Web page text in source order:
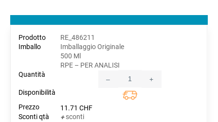
RE_486211
Imballaggio Originale
500 Ml
RPE – PER ANALISI
Quantity
– +
11.71CHF
+sconti